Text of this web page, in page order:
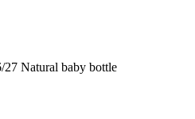
Natural baby bottle